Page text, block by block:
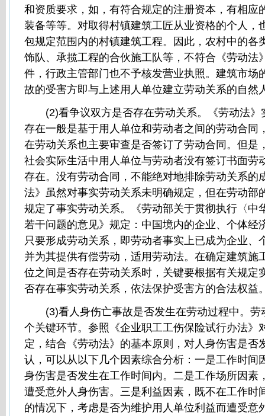
和资质要求，如，有符合规定的注册资本，有相应
装备等等。对取得村镇建筑工匠从业资格的个人，
包规定范围内的村镇建筑工程。因此，农村中的各
饰队、承揽工程的合伙施工队等，不符合《劳动法
件，行政主管部门也不予核发营业执照。建筑市场
故的受害方即与上述用人单位建立劳动关系的自然
(2)看争议双方是否存在劳动关系。《劳动法》
存在一般是基于用人单位和劳动者之间的劳动合同
在劳动关系也主要审查是否签订了劳动合同。但是
社会实际生活中用人单位与劳动者没有签订书面劳
存在。没有劳动合同，不能绝对地排除劳动关系的
法》虽然对事实劳动关系未明确规定，但在劳动部
规定了事实劳动关系。《劳动部关于贯彻执行〈中
若干问题的意见》规定：中国境内的企业、个体经
只要形成劳动关系，即劳动者事实上已成为企业、
并为其提供有偿劳动，适用劳动法。在确定建筑施
位之间是否存在劳动关系时，关键要根据有关规定
否存在事实劳动关系，依法保护受害方的合法权益
(3)看人身伤亡事故是否发生在劳动过程中。劳
个关键环节。参照《企业职工工伤保险试行办法》
定，结合《劳动法》的基本原则，对人身伤害是否
认，可以从以下几个因素综合分析：一是工作时间
身伤害是否发生在工作时间内。二是工作场所因素
遭受意外人身伤害。三是利益因素，既不在工作时
的情况下，考虑是否为维护用人单位利益而遭受意